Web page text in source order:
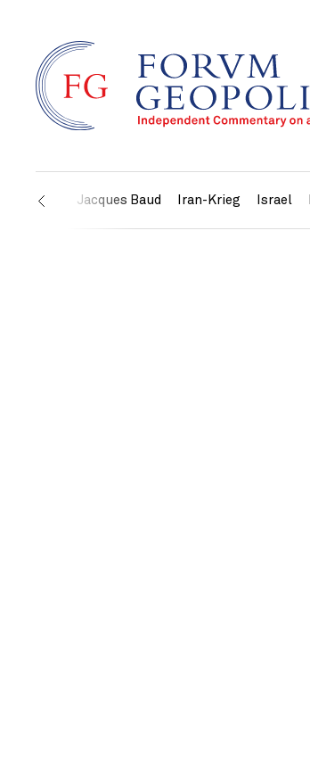
USA Jacques Baud Iran-Krieg Israel